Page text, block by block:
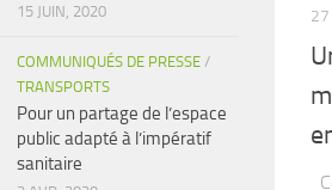
15 JUIN, 2020
COMMUNIQUÉS DE PRESSE /
TRANSPORTS
Pour un partage de l’espace
public adapté à l’impératif
sanitaire